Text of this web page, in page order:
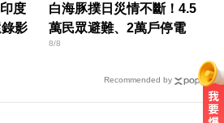
度
影
白海豚撲日災情不斷！4.5
萬民眾避難、2萬戶停電
8/8
Recommended by